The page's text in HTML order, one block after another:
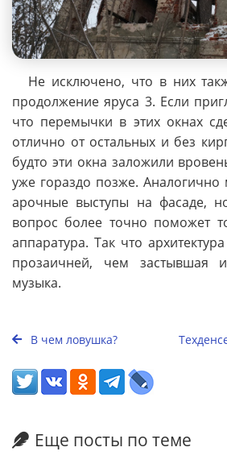
Не исключено, что в них
продолжение яруса 3. Если
что перемычки в этих окнах
отлично от остальных и без
будто эти окна заложили
уже гораздо позже. Аналогично
арочные выступы на фасаде,
вопрос более точно поможет
аппаратура. Так что
прозаичней, чем застывшая
музыка.
В чем ловушка?
Еще посты по теме